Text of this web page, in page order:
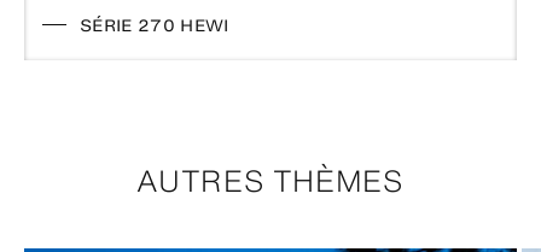
SÉRIE 270 HEWI
AUTRES THÈMES